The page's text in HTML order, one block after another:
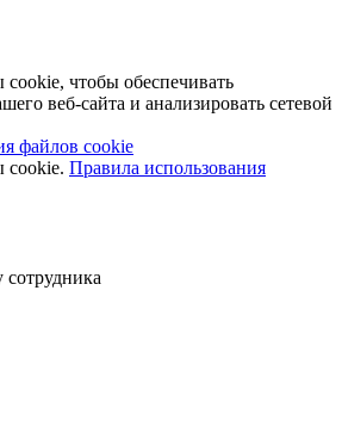
чтобы обеспечивать
веб-сайта и анализировать сетевой
файлов cookie
cookie. Правила использования